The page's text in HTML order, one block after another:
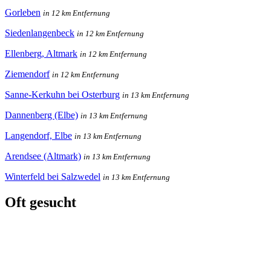
Gorleben in 12 km Entfernung
Siedenlangenbeck in 12 km Entfernung
Ellenberg, Altmark in 12 km Entfernung
Ziemendorf in 12 km Entfernung
Sanne-Kerkuhn bei Osterburg in 13 km Entfernung
Dannenberg (Elbe) in 13 km Entfernung
Langendorf, Elbe in 13 km Entfernung
Arendsee (Altmark) in 13 km Entfernung
Winterfeld bei Salzwedel in 13 km Entfernung
Oft gesucht